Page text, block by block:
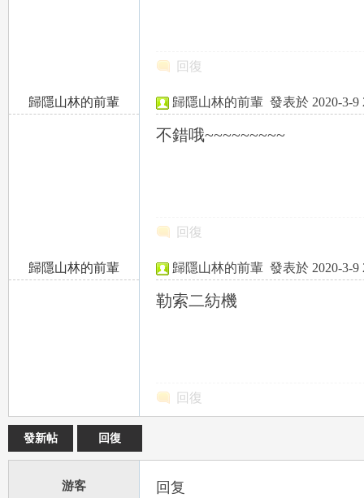
回復
歸隱山林的前輩
歸隱山林的前輩 發表於 2020-3-9
不錯哦~~~~~~~~~
回復
歸隱山林的前輩
歸隱山林的前輩 發表於 2020-3-9
勒索二紡機
回復
發新帖 回復
游客 回复